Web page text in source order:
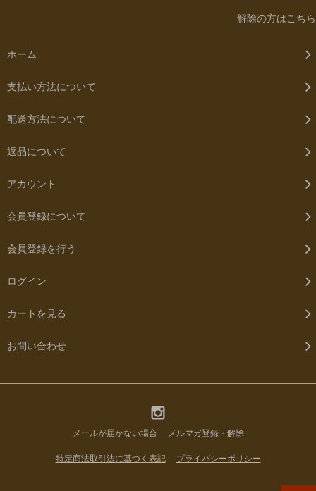
解除の方はこちら
ホーム
支払い方法について
配送方法について
返品について
アカウント
会員登録について
会員登録を行う
ログイン
カートを見る
お問い合わせ
メールが届かない場合 メルマガ登録・解除
特定商法取引法に基づく表記 プライバシーポリシー